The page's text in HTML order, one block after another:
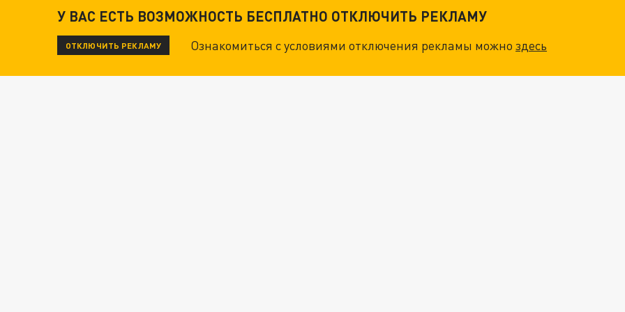
У ВАС ЕСТЬ ВОЗМОЖНОСТЬ БЕСПЛАТНО ОТКЛЮЧИТЬ РЕКЛАМУ
ОТКЛЮЧИТЬ РЕКЛАМУ Ознакомиться с условиями отключения рекламы можноздесь